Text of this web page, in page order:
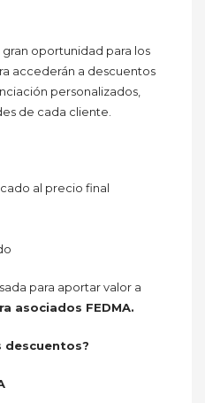
oportunidad para los
accederán a descuentos
personalizados,
de cada cliente.
al precio final
para aportar valor a
asociados FEDMA.
descuentos?